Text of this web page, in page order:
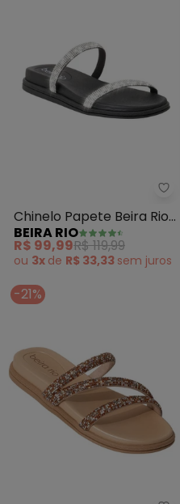
Rio - Papete Beira Rio
Chinelo Papete Beira Rio
(Preto) em Sintético
BEIRA RIO
R$ 99,99R$ 119,99
ou 3x de R$ 33,33 sem juros
-21%